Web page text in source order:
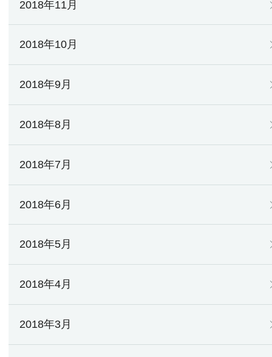
2018年11月
2018年10月
2018年9月
2018年8月
2018年7月
2018年6月
2018年5月
2018年4月
2018年3月